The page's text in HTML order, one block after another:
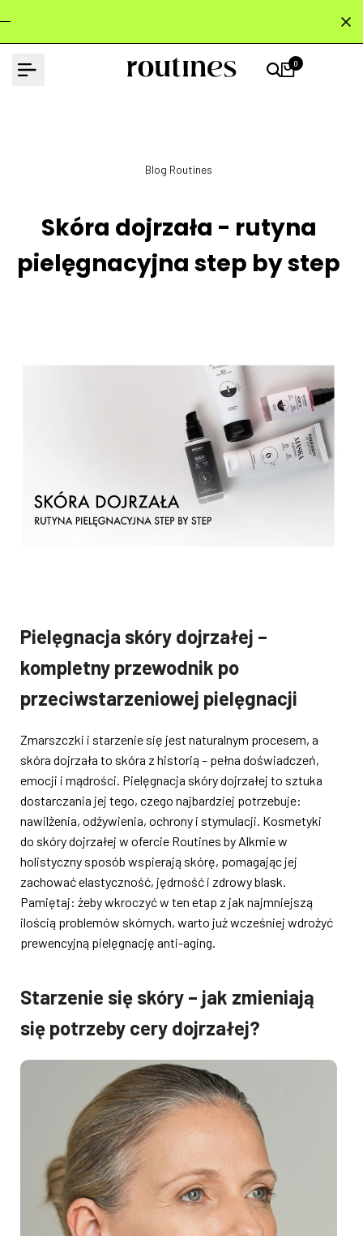
0
Blog Routines
Skóra dojrzała - rutyna
pielęgnacyjna step by step
Pielęgnacja skóry dojrzałej –
kompletny przewodnik po
przeciwstarzeniowej pielęgnacji
Zmarszczki i starzenie się jest naturalnym procesem, a
skóra dojrzała to skóra z historią – pełna doświadczeń,
emocji i mądrości. Pielęgnacja skóry dojrzałej to sztuka
dostarczania jej tego, czego najbardziej potrzebuje:
nawilżenia, odżywienia, ochrony i stymulacji. Kosmetyki
do skóry dojrzałej w ofercie Routines by Alkmie w
holistyczny sposób wspierają skórę, pomagając jej
zachować elastyczność, jędrność i zdrowy blask.
Pamiętaj: żeby wkroczyć w ten etap z jak najmniejszą
ilością problemów skórnych, warto już wcześniej wdrożyć
prewencyjną pielęgnację anti-aging.
Starzenie się skóry – jak zmieniają
się potrzeby cery dojrzałej?
do
treści